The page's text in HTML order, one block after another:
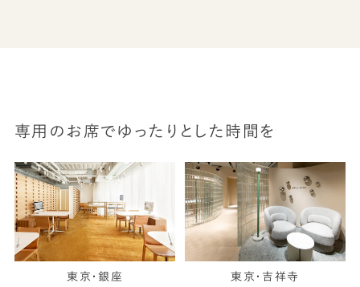
専用のお席でゆったりとした時間を
東京・銀座 東京・吉祥寺